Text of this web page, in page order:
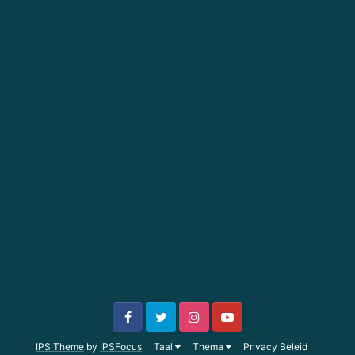
IPS Theme by IPSFocus Taal Thema Privacy Beleid